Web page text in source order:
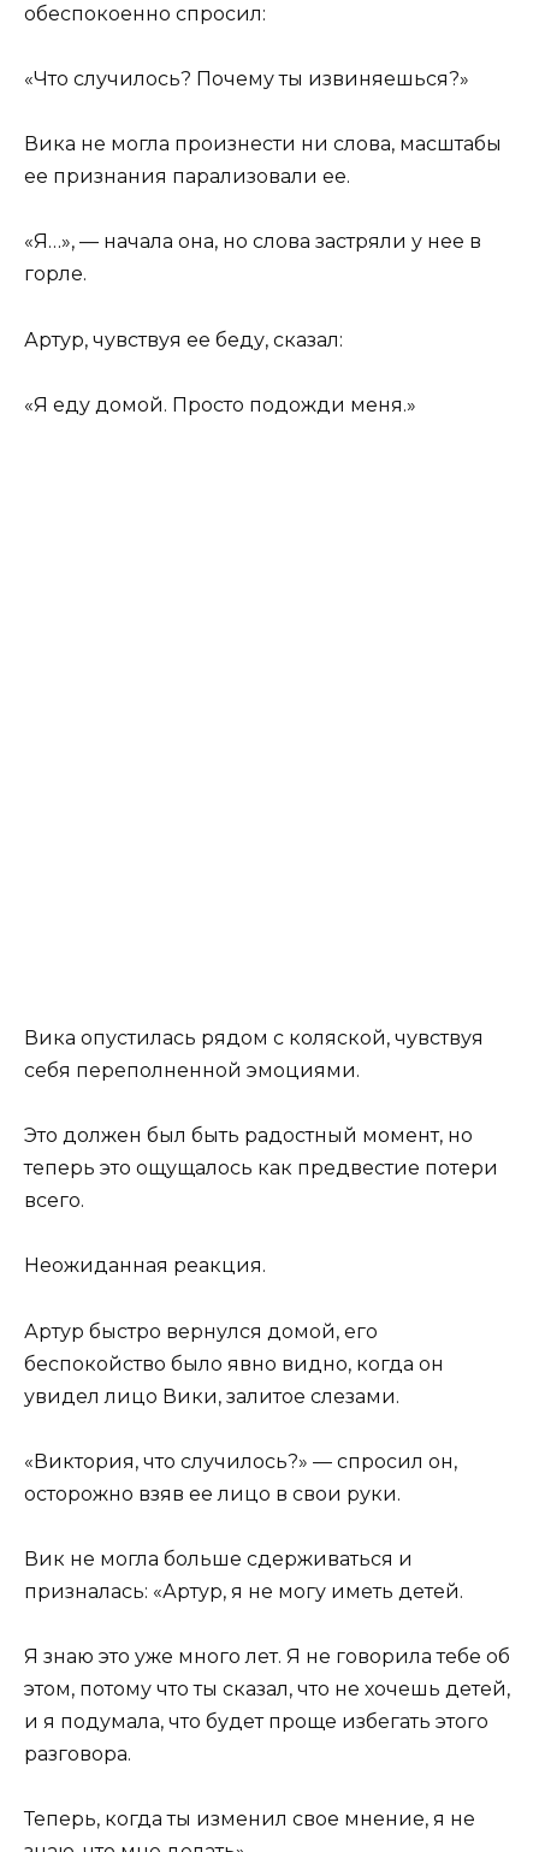
обеспокоенно спросил:
«Что случилось? Почему ты извиняешься?»
Вика не могла произнести ни слова, масштабы
ее признания парализовали ее.
«Я…», — начала она, но слова застряли у нее в
горле.
Артур, чувствуя ее беду, сказал:
«Я еду домой. Просто подожди меня.»
Вика опустилась рядом с коляской, чувствуя
себя переполненной эмоциями.
Это должен был быть радостный момент, но
теперь это ощущалось как предвестие потери
всего.
Неожиданная реакция.
Артур быстро вернулся домой, его
беспокойство было явно видно, когда он
увидел лицо Вики, залитое слезами.
«Виктория, что случилось?» — спросил он,
осторожно взяв ее лицо в свои руки.
Вик не могла больше сдерживаться и
призналась: «Артур, я не могу иметь детей.
Я знаю это уже много лет. Я не говорила тебе об
этом, потому что ты сказал, что не хочешь детей,
и я подумала, что будет проще избегать этого
разговора.
Теперь, когда ты изменил свое мнение, я не